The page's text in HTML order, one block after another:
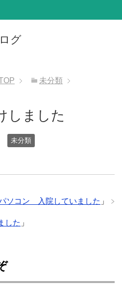
グ
未分類
しました
未分類
ソコン 入院していました 」
した 」